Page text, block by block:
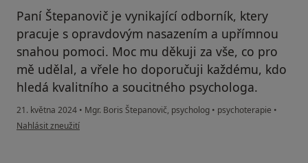
Paní Štepanovič je vynikající odborník, ktery
pracuje s opravdovým nasazením a upřímnou
snahou pomoci. Moc mu děkuji za vše, co pro
mě udělal, a vřele ho doporučuji každému, kdo
hledá kvalitního a soucitného psychologa.
21. května 2024 • Mgr. Boris Štepanovič, psycholog • psychoterapie •
podle názoru uživatele Miroslav
Nahlásit zneužití